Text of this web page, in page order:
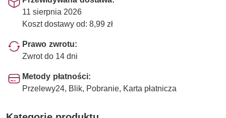
11 sierpnia 2026
Koszt dostawy od: 8,99 zł
Prawo zwrotu:
Zwrot do 14 dni
Metody płatności:
Przelewy24, Blik, Pobranie, Karta płatnicza